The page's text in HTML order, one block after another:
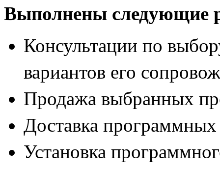
Выполнены следующие
Консультации по
вариантов его
Продажа выбранных
Доставка программных
Установка